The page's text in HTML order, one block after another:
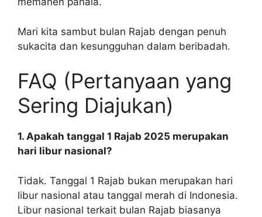
Mari kita sambut bulan Rajab dengan penuh
sukacita dan kesungguhan dalam beribadah.
FAQ (Pertanyaan yang
Sering Diajukan)
1. Apakah tanggal 1 Rajab 2025 merupakan
hari libur nasional?
Tidak. Tanggal 1 Rajab bukan merupakan hari
libur nasional atau tanggal merah di Indonesia.
Libur nasional terkait bulan Rajab biasanya